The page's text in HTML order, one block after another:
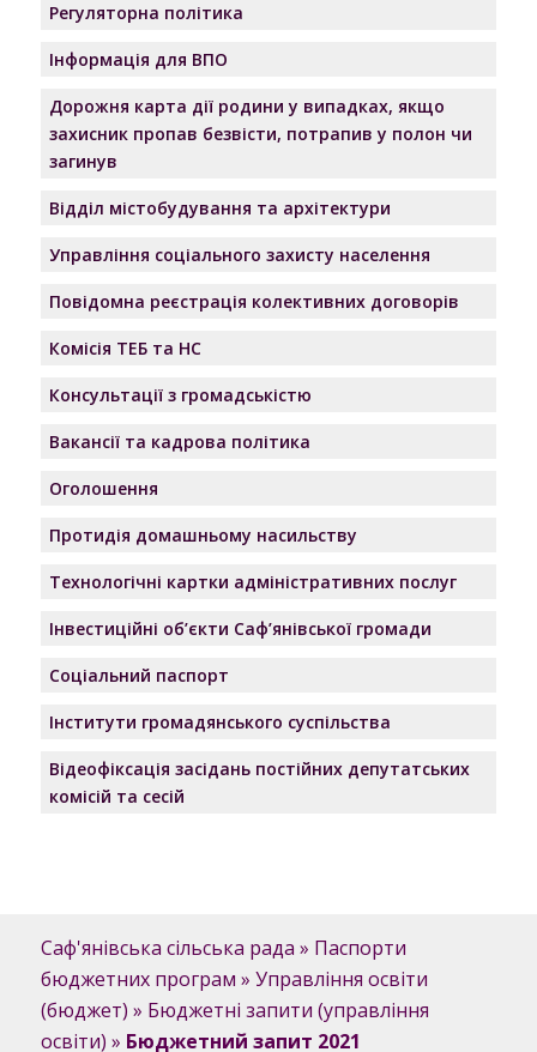
Регуляторна політика
Інформація для ВПО
Дорожня карта дії родини у випадках, якщо
захисник пропав безвісти, потрапив у полон чи
загинув
Відділ містобудування та архітектури
Управління соціального захисту населення
Повідомна реєстрація колективних договорів
Комісія ТЕБ та НС
Консультації з громадськістю
Вакансії та кадрова політика
Оголошення
Протидія домашньому насильству
Технологічні картки адміністративних послуг
Інвестиційні об’єкти Саф’янівської громади
Соціальний паспорт
Інститути громадянського суспільства
Відеофіксація засідань постійних депутатських
комісій та сесій
Саф'янівська сільська рада » Паспорти
бюджетних програм » Управління освіти
(бюджет) » Бюджетні запити (управління
освіти) » Бюджетний запит 2021